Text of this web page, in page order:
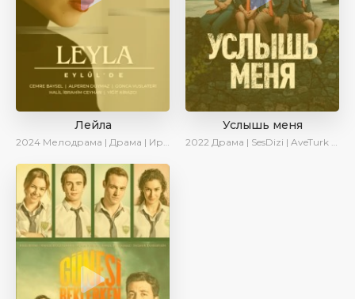
Лейла
2024 Мелодрама | Драма | Ирина Котова | AveTurk | AlisaDirilis | Сериалы 2024
Услышь меня
2022 Драма | SesDizi | AveTurk | Turok1990